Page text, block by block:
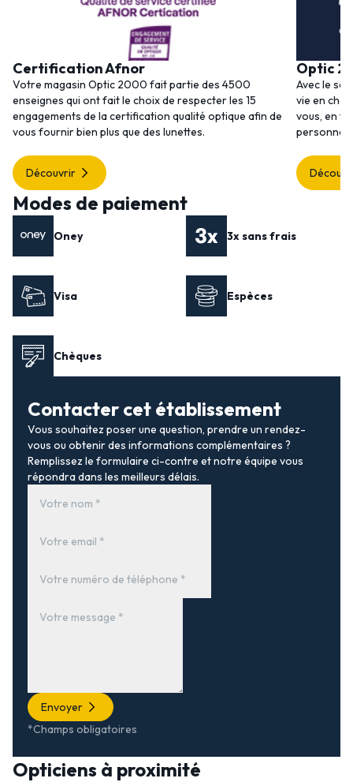
Certification Afnor
Votre magasin Optic 2000 fait partie des 4500
enseignes qui ont fait le choix de respecter les 15
engagements de la certification qualité optique afin de
vous fournir bien plus que des lunettes.
Découvrir
Optic
Avec le
vie en
vous, en
Modes de paiement
Oney 3x sans frais
Visa Espèces
Chèques
Contacter cet établissement
Vous souhaitez poser une question, prendre un rendez-
vous ou obtenir des informations complémentaires ?
Remplissez le formulaire ci-contre et notre équipe vous
répondra dans les meilleurs délais.
Envoyer
*Champs obligatoires
Opticiens à proximité